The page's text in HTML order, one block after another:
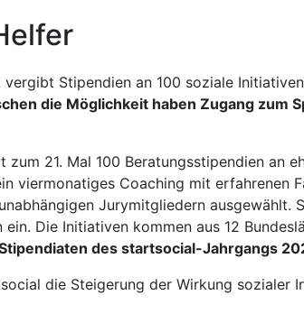
Stipendien an 100 soziale
die Möglichkeit haben Zugang zum
21. Mal 100 Beratungsstipendien an
viermonatiges Coaching mit
Jurymitgliedern
Die Initiativen kommen aus 12
des startsocial-Jahrgangs
die Steigerung der Wirkung